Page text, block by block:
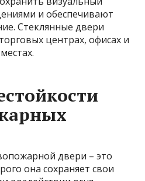
и обеспечивают
Стеклянные двери
центрах, офисах и
двери – это
она сохраняет свои